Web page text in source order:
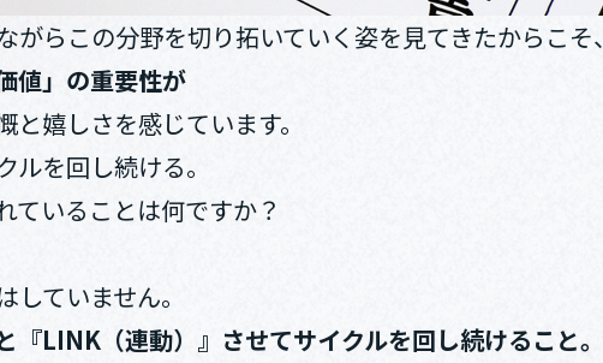
らこの分野を切り拓いていく姿を見てきたからこそ、
値」の重要性が
と嬉しさを感じています。
ルを回し続ける。
ていることは何ですか？
ていません。
『LINK（連動）』させてサイクルを回し続けること。